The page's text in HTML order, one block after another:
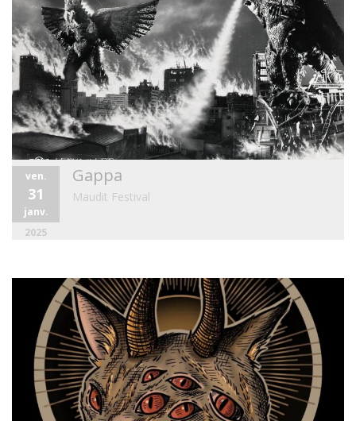
ven.
31
janv.
2025
Gappa
Maudit Festival